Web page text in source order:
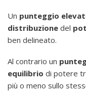
Un punteggio
distribuzione del
ben delineato.
Al contrario un
equilibrio di potere
più o meno sullo